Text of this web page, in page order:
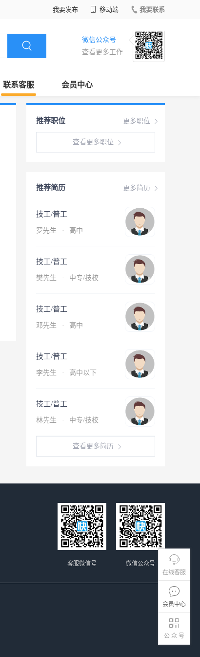
我要发布 移动端 我要联系
微信公众号
查看更多工作
联系客服 会员中心
在线客服
会员中心
公 众 号
更多职位
推荐职位
查看更多职位
更多简历
推荐简历
技工/普工
罗先生 · 高中
技工/普工
樊先生 · 中专/技校
技工/普工
邓先生 · 高中
技工/普工
李先生 · 高中以下
技工/普工
林先生 · 中专/技校
查看更多简历
微信公众号
客服微信号